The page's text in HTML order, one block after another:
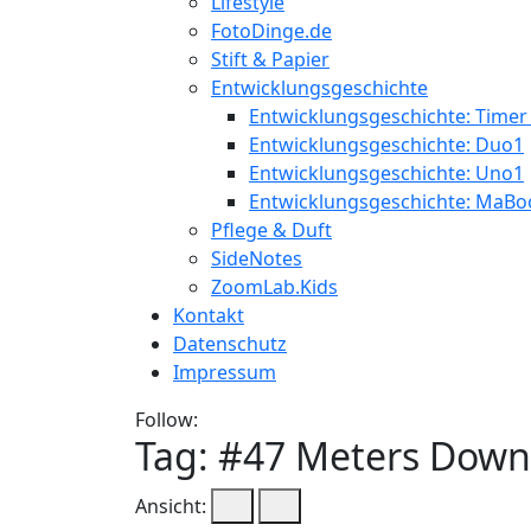
FotoDinge.de
Stift & Papier
Entwicklungsgeschichte
Entwicklungsgeschichte: Timer
Entwicklungsgeschichte: Duo1
Entwicklungsgeschichte: Uno1
Entwicklungsgeschichte:
Pflege & Duft
SideNotes
ZoomLab.Kids
Kontakt
Datenschutz
Impressum
Follow:
Tag: #47 Meters Down
Ansicht: